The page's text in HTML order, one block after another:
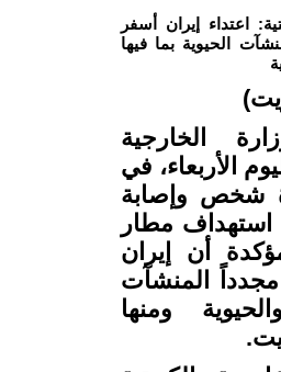
اعتداء إيران أسفر
الحيوية بما فيها
الخارجية
الأربعاء، في
شخص وإصابة
استهداف مطار
أن إيران
المنشآت
ومنها